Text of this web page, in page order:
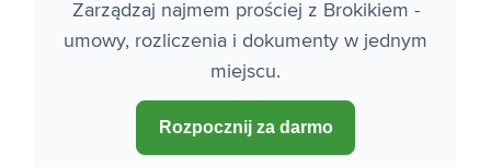
Zarządzaj najmem prościej z Brokikiem -
umowy, rozliczenia i dokumenty w jednym
miejscu.
Rozpocznij za darmo